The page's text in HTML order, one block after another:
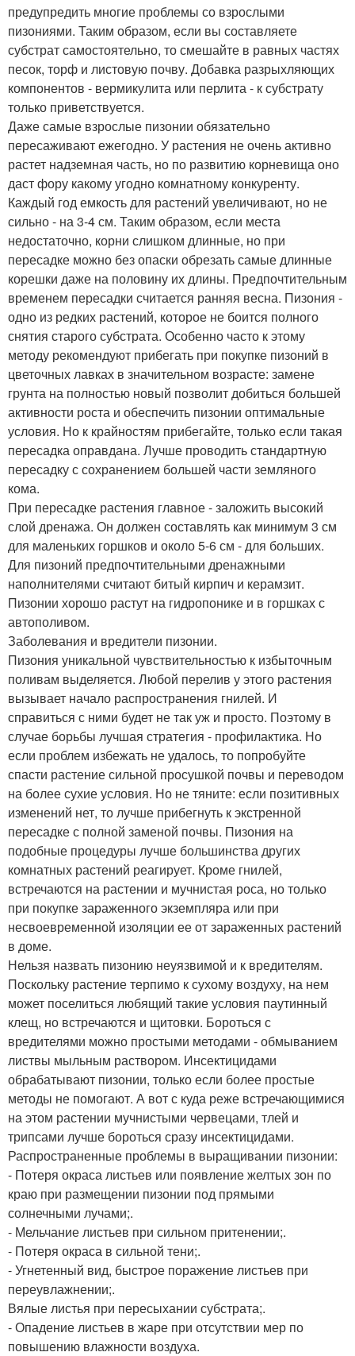
предупредить многие проблемы со взрослыми
пизониями. Таким образом, если вы составляете
субстрат самостоятельно, то смешайте в равных частях
песок, торф и листовую почву. Добавка разрыхляющих
компонентов - вермикулита или перлита - к субстрату
только приветствуется.
Даже самые взрослые пизонии обязательно
пересаживают ежегодно. У растения не очень активно
растет надземная часть, но по развитию корневища оно
даст фору какому угодно комнатному конкуренту.
Каждый год емкость для растений увеличивают, но не
сильно - на 3-4 см. Таким образом, если места
недостаточно, корни слишком длинные, но при
пересадке можно без опаски обрезать самые длинные
корешки даже на половину их длины. Предпочтительным
временем пересадки считается ранняя весна. Пизония -
одно из редких растений, которое не боится полного
снятия старого субстрата. Особенно часто к этому
методу рекомендуют прибегать при покупке пизоний в
цветочных лавках в значительном возрасте: замене
грунта на полностью новый позволит добиться большей
активности роста и обеспечить пизонии оптимальные
условия. Но к крайностям прибегайте, только если такая
пересадка оправдана. Лучше проводить стандартную
пересадку с сохранением большей части земляного
кома.
При пересадке растения главное - заложить высокий
слой дренажа. Он должен составлять как минимум 3 см
для маленьких горшков и около 5-6 см - для больших.
Для пизоний предпочтительными дренажными
наполнителями считают битый кирпич и керамзит.
Пизонии хорошо растут на гидропонике и в горшках с
автополивом.
Заболевания и вредители пизонии.
Пизония уникальной чувствительностью к избыточным
поливам выделяется. Любой перелив у этого растения
вызывает начало распространения гнилей. И
справиться с ними будет не так уж и просто. Поэтому в
случае борьбы лучшая стратегия - профилактика. Но
если проблем избежать не удалось, то попробуйте
спасти растение сильной просушкой почвы и переводом
на более сухие условия. Но не тяните: если позитивных
изменений нет, то лучше прибегнуть к экстренной
пересадке с полной заменой почвы. Пизония на
подобные процедуры лучше большинства других
комнатных растений реагирует. Кроме гнилей,
встречаются на растении и мучнистая роса, но только
при покупке зараженного экземпляра или при
несвоевременной изоляции ее от зараженных растений
в доме.
Нельзя назвать пизонию неуязвимой и к вредителям.
Поскольку растение терпимо к сухому воздуху, на нем
может поселиться любящий такие условия паутинный
клещ, но встречаются и щитовки. Бороться с
вредителями можно простыми методами - обмыванием
листвы мыльным раствором. Инсектицидами
обрабатывают пизонии, только если более простые
методы не помогают. А вот с куда реже встречающимися
на этом растении мучнистыми червецами, тлей и
трипсами лучше бороться сразу инсектицидами.
Распространенные проблемы в выращивании пизонии:
- Потеря окраса листьев или появление желтых зон по
краю при размещении пизонии под прямыми
солнечными лучами;.
- Мельчание листьев при сильном притенении;.
- Потеря окраса в сильной тени;.
- Угнетенный вид, быстрое поражение листьев при
переувлажнении;.
Вялые листья при пересыхании субстрата;.
- Опадение листьев в жаре при отсутствии мер по
повышению влажности воздуха.